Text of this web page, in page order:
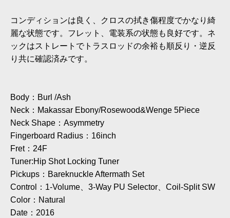
コンディションは良く、クロスの拭き傷程度でかなり綺
麗な状態です。フレット、電装系の状態も良好です。ネ
ックはストレートでトラスロッドの余裕も順反り・逆反
り共に確認済みです。
Body：Burl /Ash
Neck：Makassar Ebony/Rosewood&Wenge 5Piece
Neck Shape：Asymmetry
Fingerboard Radius：16inch
Fret：24F
Tuner:Hip Shot Locking Tuner
Pickups：Bareknuckle Aftermath Set
Control：1-Volume、3-Way PU Selector、Coil-Split SW
Color：Natural
Date：2016